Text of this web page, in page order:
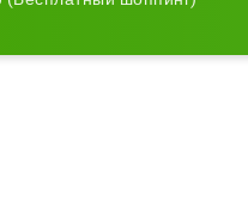
но команда выживших,
Ghost - Multiplayer